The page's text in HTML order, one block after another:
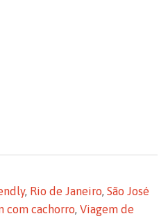
, Rio de Janeiro, São José
com cachorro, Viagem de